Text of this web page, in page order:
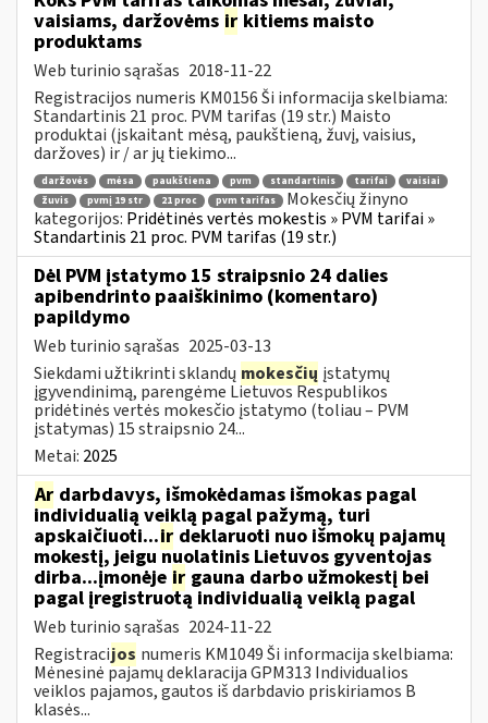
vaisiams, daržovėms ir kitiems maisto
produktams
Web turinio sąrašas 2018-11-22
Registracijos numeris KM0156 Ši informacija skelbiama:
Standartinis 21 proc. PVM tarifas (19 str.) Maisto
produktai (įskaitant mėsą, paukštieną, žuvį, vaisius,
daržoves) ir / ar jų tiekimo...
daržovės mėsa paukštiena pvm standartinis tarifai
vaisiai
žuvis
pvmį 19 str 21 proc pvm tarifas
Mokesčių žinyno
kategorijos: Pridėtinės vertės mokestis » PVM tarifai »
Standartinis 21 proc. PVM tarifas (19 str.)
Dėl PVM įstatymo 15 straipsnio 24 dalies
apibendrinto paaiškinimo (komentaro)
papildymo
Web turinio sąrašas 2025-03-13
Siekdami užtikrinti sklandų mokesčių įstatymų
įgyvendinimą, parengėme Lietuvos Respublikos
pridėtinės vertės mokesčio įstatymo (toliau – PVM
įstatymas) 15 straipsnio 24...
Metai: 2025
Ar darbdavys, išmokėdamas išmokas pagal
individualią veiklą pagal pažymą, turi
apskaičiuoti...ir deklaruoti nuo išmokų pajamų
mokestį, jeigu nuolatinis Lietuvos gyventojas
dirba...įmonėje ir gauna darbo užmokestį bei
pagal įregistruotą individualią veiklą pagal
Web turinio sąrašas 2024-11-22
Registracijos numeris KM1049 Ši informacija skelbiama:
Mėnesinė pajamų deklaracija GPM313 Individualios
veiklos pajamos, gautos iš darbdavio priskiriamos B
klasės...